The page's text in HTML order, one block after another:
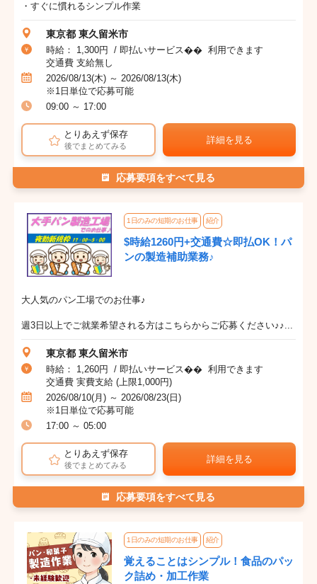
・すぐに慣れるシンプル作業
東京都 東久留米市
時給： 1,300円 / 即払いサービス�� 利用できます
交通費 支給無し
2026/08/13(木) ～ 2026/08/13(木)
※1日単位で応募可能
09:00 ～ 17:00
とりあえず保存
後でまとめてみる
詳細を見る
応募要項をすべて見る
1日のみの短期のお仕事 紹介
$時給1260円+交通費☆即払OK！パ
ンの製造補助業務♪
大人気のパン工場でのお仕事♪
週3日以上でご就業希望される方はこちらからご応募ください♪♪...
東京都 東久留米市
時給： 1,260円 / 即払いサービス�� 利用できます
交通費 実費支給 (上限1,000円)
2026/08/10(月) ～ 2026/08/23(日)
※1日単位で応募可能
17:00 ～ 05:00
とりあえず保存
後でまとめてみる
詳細を見る
応募要項をすべて見る
1日のみの短期のお仕事 紹介
覚えることはシンプル！食品のパッ
ク詰め・加工作業